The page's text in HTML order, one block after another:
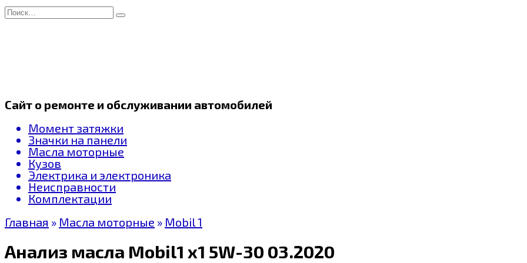
Перейти
к
Search
for:
Сайт о ремонте и обслуживании автомобилей
Момент затяжки
Значки на панели
Масла моторные
Кузов
Электрика и электроника
Неисправности
Комплектации
Главная » Масла моторные » Mobil 1
Анализ масла Mobil1 x1 5W-30 03.2020